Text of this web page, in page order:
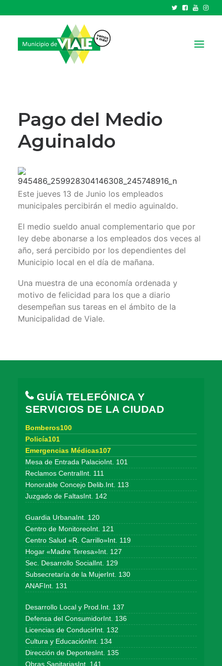
HCD
TRÁMITES Y SERVICIOS
PARQUE INDUSTRIAL
RECAUDACIONES
Pago del Medio
Aguinaldo
Este jueves 13 de Junio los empleados
municipales percibirán el medio aguinaldo.
El medio sueldo anual complementario que por
ley debe abonarse a los empleados dos veces al
año, será percibido por los dependientes del
Municipio local en el día de mañana.
Una muestra de una economía ordenada y
motivo de felicidad para los que a diario
desempeñan sus tareas en el ámbito de la
Municipalidad de Viale.
GUÍA TELEFÓNICA Y
SERVICIOS DE LA CIUDAD
Bomberos100
Policía101
Emergencias Médicas107
Mesa de Entrada PalacioInt. 101
Reclamos CentralInt. 111
Honorable Concejo Delib.Int. 113
Juzgado de FaltasInt. 142
Guardia UrbanaInt. 120
Centro de MonitoreoInt. 121
Centro Salud «R. Carrillo»Int. 119
Hogar «Madre Teresa»Int. 127
Sec. Desarrollo SocialInt. 129
Subsecretaría de la MujerInt. 130
ANAFInt. 131
Desarrollo Local y Prod.Int. 137
Defensa del ConsumidorInt. 136
Licencias de ConducirInt. 132
Cultura y EducaciónInt. 134
Dirección de DeportesInt. 135
Obras SanitariasInt. 141